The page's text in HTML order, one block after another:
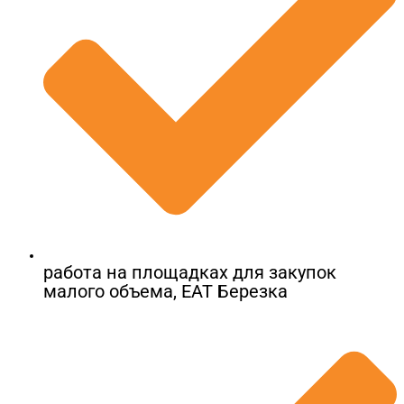
работа на площадках для закупок
малого объема, ЕАТ Березка